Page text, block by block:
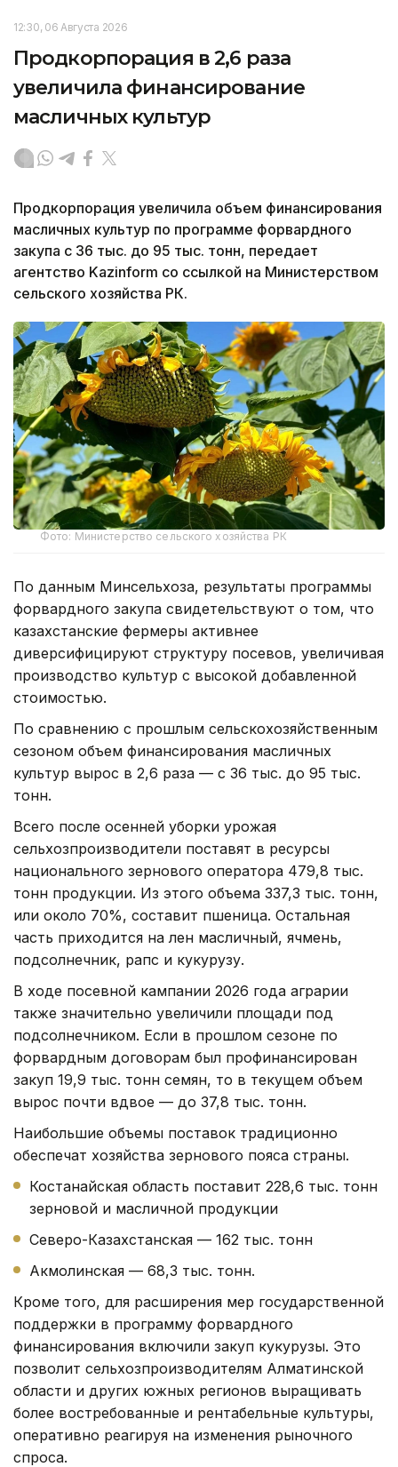
12:30, 06 Августа 2026
Продкорпорация в 2,6 раза
увеличила финансирование
масличных культур
Продкорпорация увеличила объем финансирования
масличных культур по программе форвардного
закупа с 36 тыс. до 95 тыс. тонн, передает
агентство Kazinform со ссылкой на Министерством
сельского хозяйства РК.
Фото: Министерство сельского хозяйства РК
По данным Минсельхоза, результаты программы
форвардного закупа свидетельствуют о том, что
казахстанские фермеры активнее
диверсифицируют структуру посевов, увеличивая
производство культур с высокой добавленной
стоимостью.
По сравнению с прошлым сельскохозяйственным
сезоном объем финансирования масличных
культур вырос в 2,6 раза — с 36 тыс. до 95 тыс.
тонн.
Всего после осенней уборки урожая
сельхозпроизводители поставят в ресурсы
национального зернового оператора 479,8 тыс.
тонн продукции. Из этого объема 337,3 тыс. тонн,
или около 70%, составит пшеница. Остальная
часть приходится на лен масличный, ячмень,
подсолнечник, рапс и кукурузу.
В ходе посевной кампании 2026 года аграрии
также значительно увеличили площади под
подсолнечником. Если в прошлом сезоне по
форвардным договорам был профинансирован
закуп 19,9 тыс. тонн семян, то в текущем объем
вырос почти вдвое — до 37,8 тыс. тонн.
Наибольшие объемы поставок традиционно
обеспечат хозяйства зернового пояса страны.
Костанайская область поставит 228,6 тыс. тонн
зерновой и масличной продукции
Северо-Казахстанская — 162 тыс. тонн
Акмолинская — 68,3 тыс. тонн.
Кроме того, для расширения мер государственной
поддержки в программу форвардного
финансирования включили закуп кукурузы. Это
позволит сельхозпроизводителям Алматинской
области и других южных регионов выращивать
более востребованные и рентабельные культуры,
оперативно реагируя на изменения рыночного
спроса.